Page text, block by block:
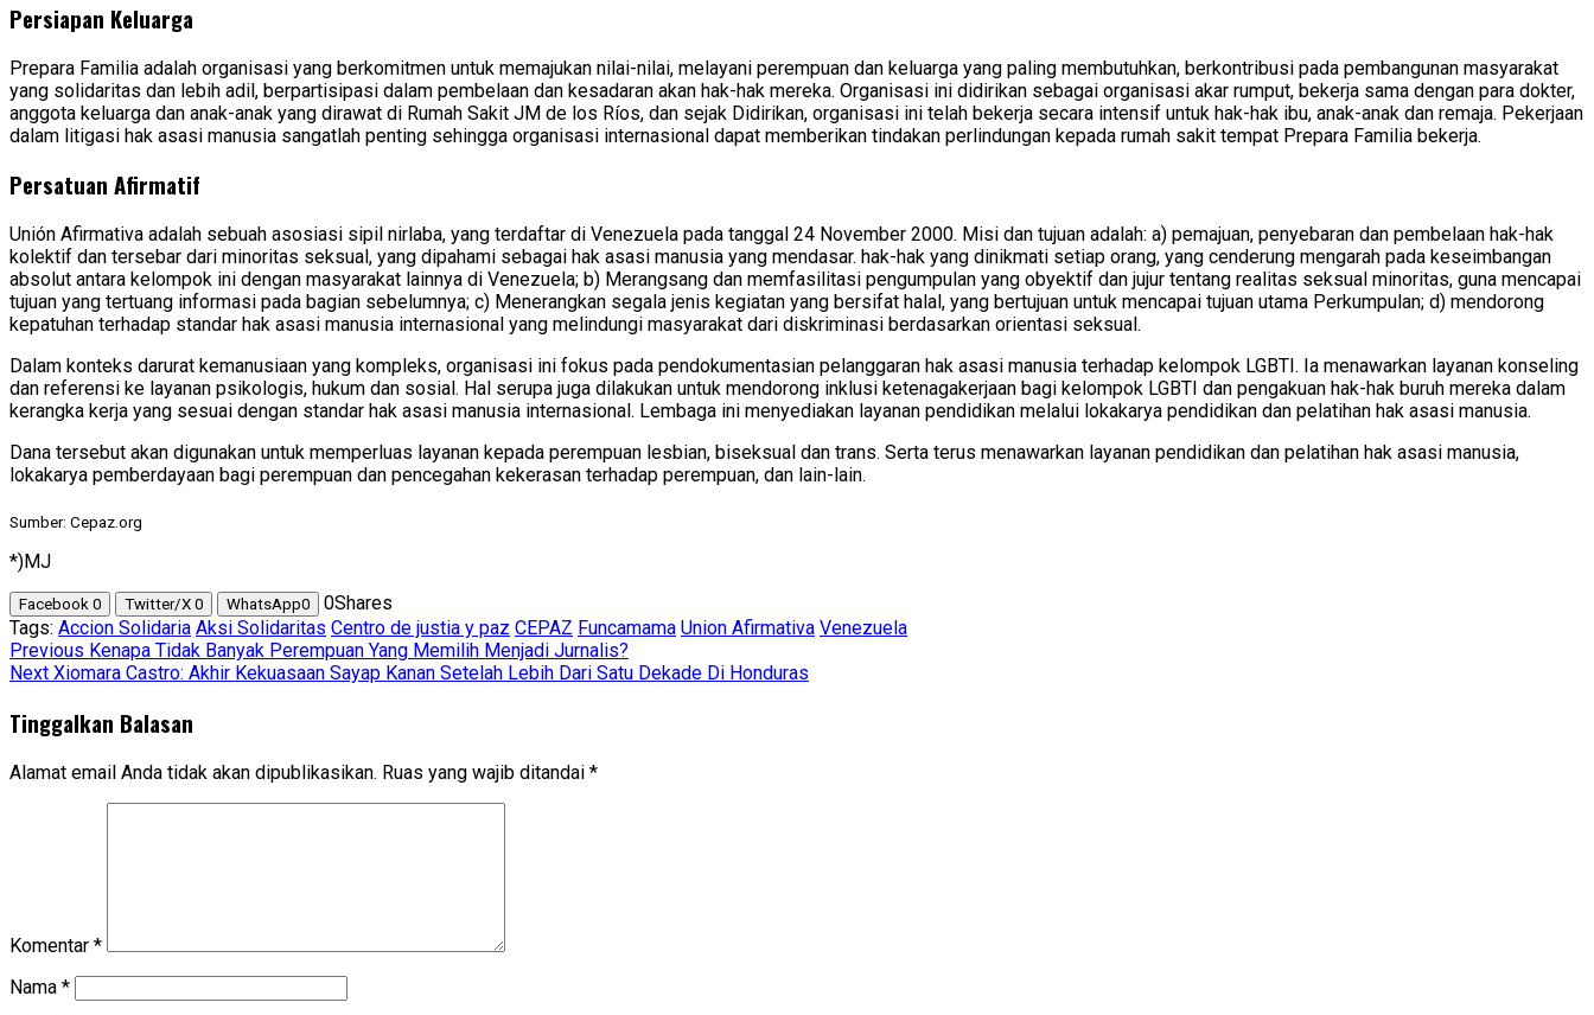
Persiapan Keluarga
Prepara Familia adalah organisasi yang berkomitmen untuk memajukan nilai-nilai, melayani perempuan dan keluarga yang paling membutuhkan, berkontribusi pada pembangunan masyarakat
yang solidaritas dan lebih adil, berpartisipasi dalam pembelaan dan kesadaran akan hak-hak mereka. Organisasi ini didirikan sebagai organisasi akar rumput, bekerja sama dengan para dokter,
anggota keluarga dan anak-anak yang dirawat di Rumah Sakit JM de los Ríos, dan sejak Didirikan, organisasi ini telah bekerja secara intensif untuk hak-hak ibu, anak-anak dan remaja. Pekerjaan
dalam litigasi hak asasi manusia sangatlah penting sehingga organisasi internasional dapat memberikan tindakan perlindungan kepada rumah sakit tempat Prepara Familia bekerja.
Persatuan Afirmatif
Unión Afirmativa adalah sebuah asosiasi sipil nirlaba, yang terdaftar di Venezuela pada tanggal 24 November 2000. Misi dan tujuan adalah: a) pemajuan, penyebaran dan pembelaan hak-hak
kolektif dan tersebar dari minoritas seksual, yang dipahami sebagai hak asasi manusia yang mendasar. hak-hak yang dinikmati setiap orang, yang cenderung mengarah pada keseimbangan
absolut antara kelompok ini dengan masyarakat lainnya di Venezuela; b) Merangsang dan memfasilitasi pengumpulan yang obyektif dan jujur ​​​​​​tentang realitas seksual minoritas, guna mencapai
tujuan yang tertuang informasi pada bagian sebelumnya; c) Menerangkan segala jenis kegiatan yang bersifat halal, yang bertujuan untuk mencapai tujuan utama Perkumpulan; d) mendorong
kepatuhan terhadap standar hak asasi manusia internasional yang melindungi masyarakat dari diskriminasi berdasarkan orientasi seksual.
Dalam konteks darurat kemanusiaan yang kompleks, organisasi ini fokus pada pendokumentasian pelanggaran hak asasi manusia terhadap kelompok LGBTI. Ia menawarkan layanan konseling
dan referensi ke layanan psikologis, hukum dan sosial. Hal serupa juga dilakukan untuk mendorong inklusi ketenagakerjaan bagi kelompok LGBTI dan pengakuan hak-hak buruh mereka dalam
kerangka kerja yang sesuai dengan standar hak asasi manusia internasional. Lembaga ini menyediakan layanan pendidikan melalui lokakarya pendidikan dan pelatihan hak asasi manusia.
Dana tersebut akan digunakan untuk memperluas layanan kepada perempuan lesbian, biseksual dan trans. Serta terus menawarkan layanan pendidikan dan pelatihan hak asasi manusia,
lokakarya pemberdayaan bagi perempuan dan pencegahan kekerasan terhadap perempuan, dan lain-lain.
Sumber: Cepaz.org
*)MJ
Facebook 0 Twitter/X 0 WhatsApp0 0Shares
Tags: Accion Solidaria Aksi Solidaritas Centro de justia y paz CEPAZ Funcamama Union Afirmativa Venezuela
Post
Previous Kenapa Tidak Banyak Perempuan Yang Memilih Menjadi Jurnalis?
Next Xiomara Castro: Akhir Kekuasaan Sayap Kanan Setelah Lebih Dari Satu Dekade Di Honduras
Tinggalkan Balasan
Alamat email Anda tidak akan dipublikasikan. Ruas yang wajib ditandai *
Komentar *
Nama *